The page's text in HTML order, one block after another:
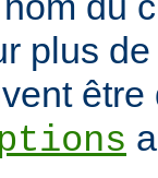
plus